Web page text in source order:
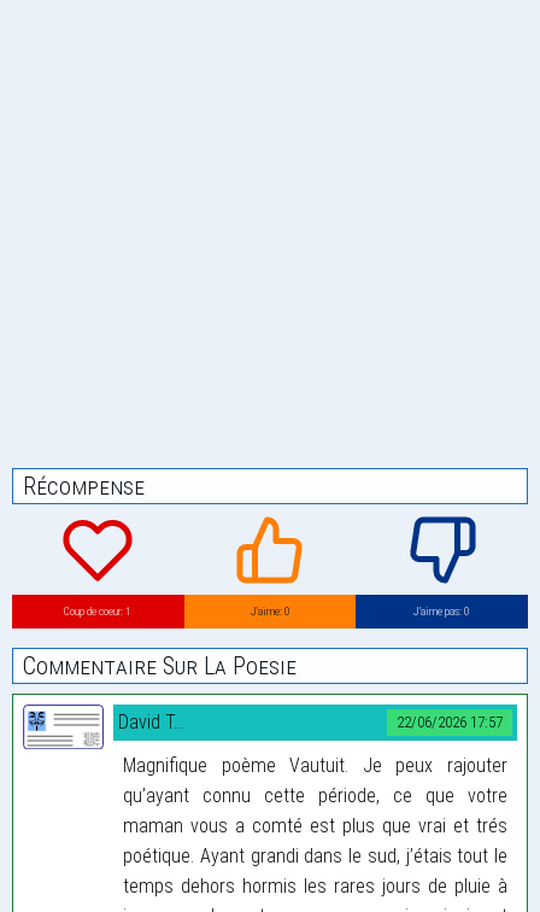
Récompense
Coup de coeur: 1 J’aime: 0 J’aime pas: 0
Commentaire Sur La Poesie
22/06/2026 17:57
David T...
Magnifique poème Vautuit. Je peux rajouter
qu’ayant connu cette période, ce que votre
maman vous a comté est plus que vrai et trés
poétique. Ayant grandi dans le sud, j’étais tout le
temps dehors hormis les rares jours de pluie à